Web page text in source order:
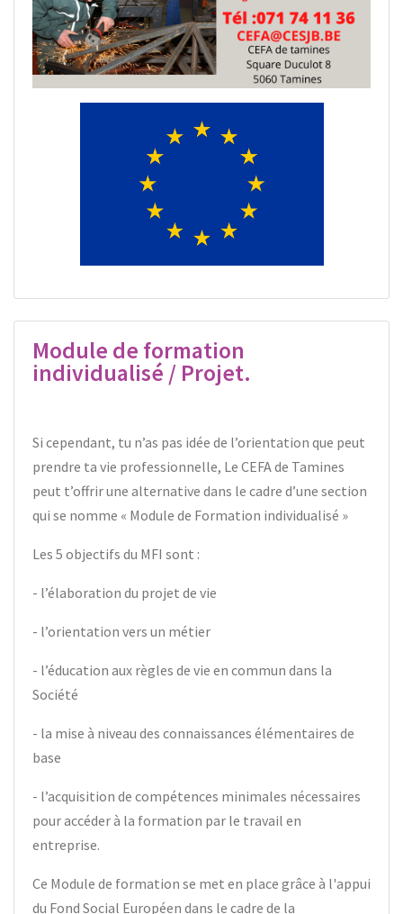
Module de formation
individualisé / Projet.
Si cependant, tu n’as pas idée de l’orientation que peut
prendre ta vie professionnelle, Le CEFA de Tamines
peut t’offrir une alternative dans le cadre d’une section
qui se nomme « Module de Formation individualisé »
Les 5 objectifs du MFI sont :
- l’élaboration du projet de vie
- l’orientation vers un métier
- l’éducation aux règles de vie en commun dans la
Société
- la mise à niveau des connaissances élémentaires de
base
- l’acquisition de compétences minimales nécessaires
pour accéder à la formation par le travail en
entreprise.
Ce Module de formation se met en place grâce à l'appui
du Fond Social Européen dans le cadre de la